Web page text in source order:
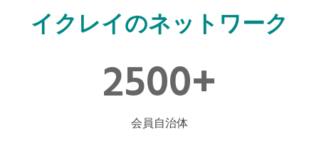
イクレイのネットワーク
2500+
会員自治体